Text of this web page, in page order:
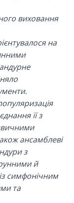
виховання
на
її з
ансамблеві
з
й
симфонічним
та